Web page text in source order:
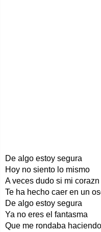
De algo estoy segura
Hoy no siento lo mismo
A veces dudo si mi corazn
Te ha hecho caer en un
De algo estoy segura
Ya no eres el fantasma
Que me rondaba